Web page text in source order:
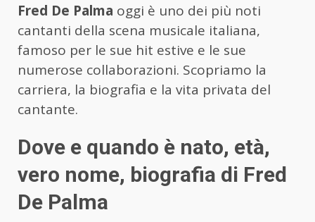
Fred De Palma oggi è uno dei più noti
cantanti della scena musicale italiana,
famoso per le sue hit estive e le sue
numerose collaborazioni. Scopriamo la
carriera, la biografia e la vita privata del
cantante.
Dove e quando è nato, età,
vero nome, biografia di Fred
De Palma